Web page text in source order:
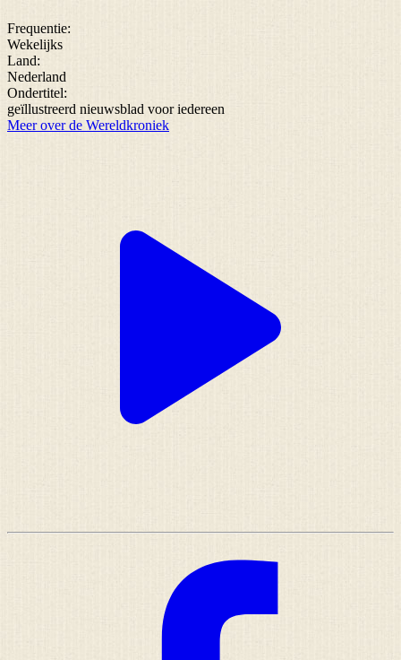
Frequentie:
Wekelijks
Land:
Nederland
Ondertitel:
geïllustreerd nieuwsblad voor iedereen
Meer over de Wereldkroniek